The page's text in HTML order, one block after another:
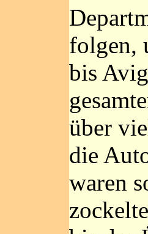
folgen,
bis
über
die
waren